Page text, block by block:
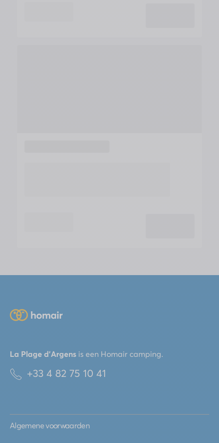
La Plage d'Argens is een Homaircamping.
+33 4 82 75 10 41
Algemene voorwaarden